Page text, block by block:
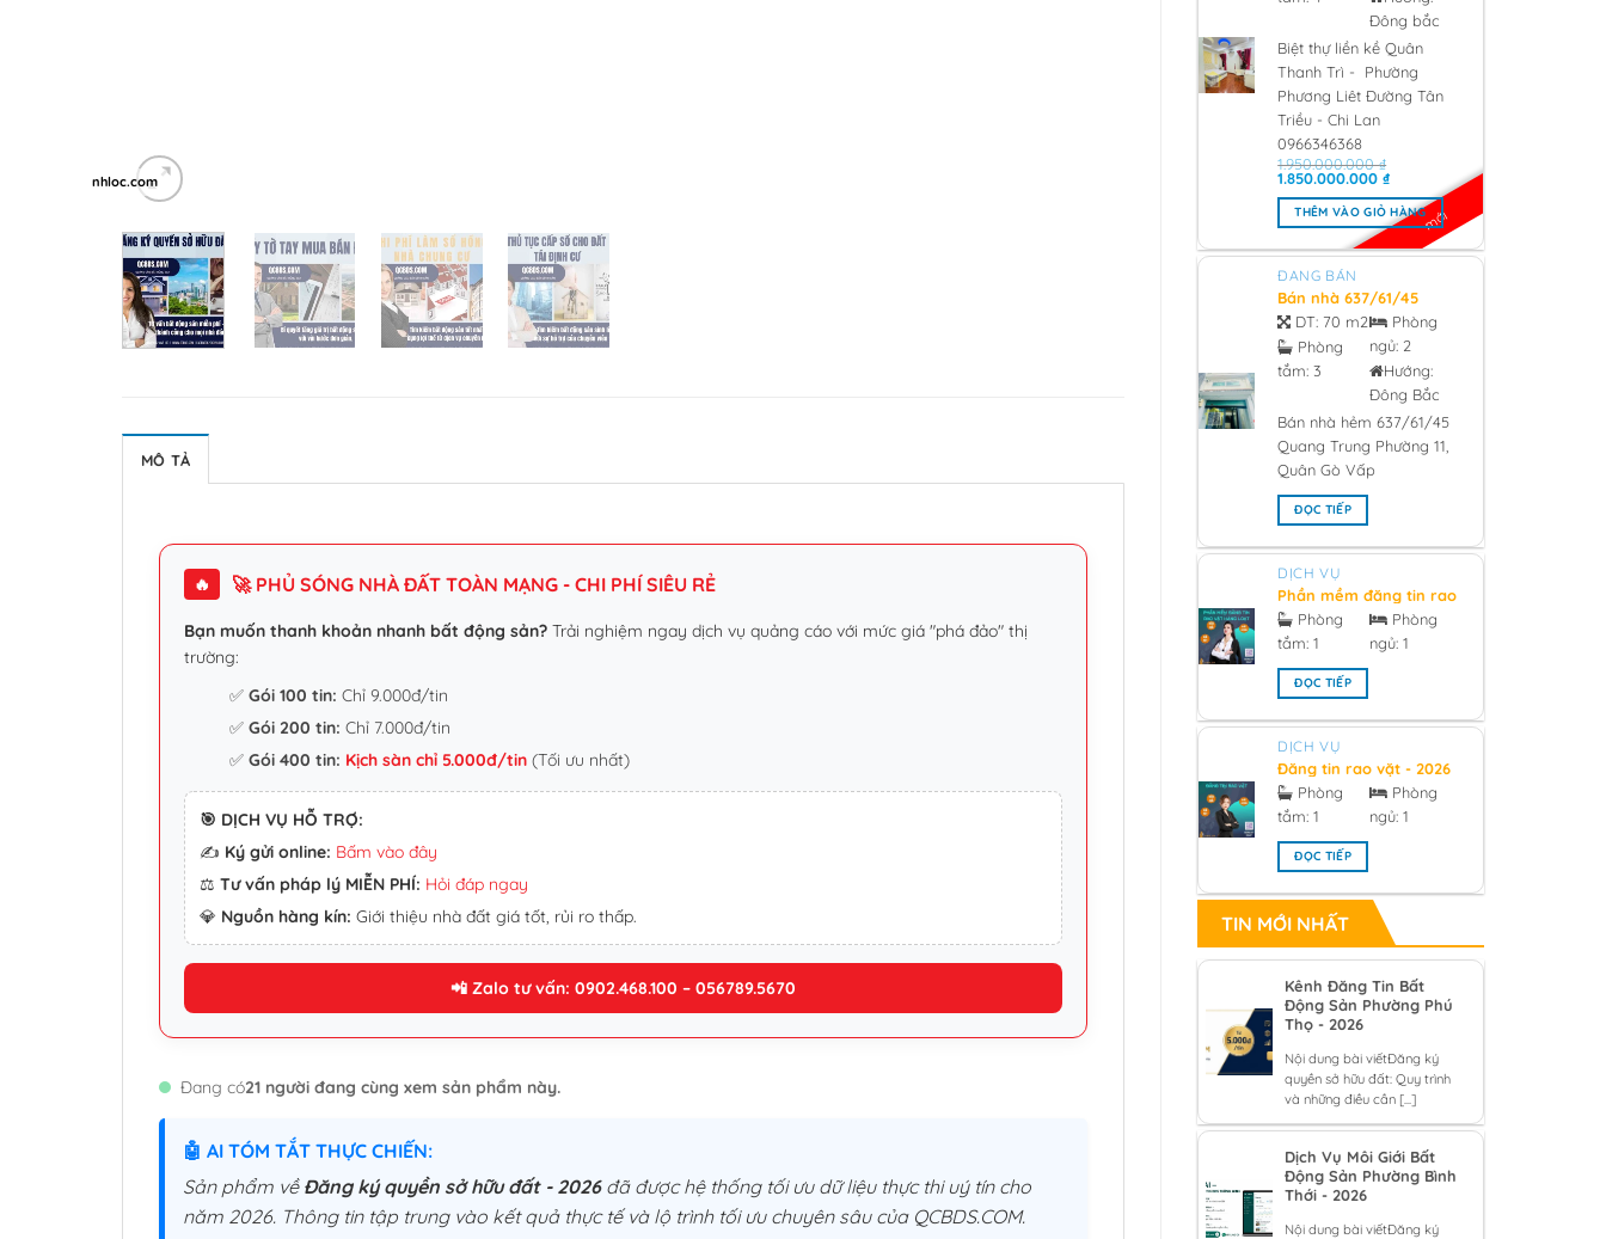
Đông bắc
Biệt thự liền kề Quân
Thanh Trì - Phường
Phương Liêt Đường Tân
Triều - Chi Lan
0966346368
mới
1.950.000.000₫
Giá
là:
1.950.000.000 ₫.
1.850.000.000₫Giá
tại
là:
1.850.000.000 ₫.
THÊM VÀO GIỎ HÀNG
ĐANG BÁN
Bán nhà 637/61/45
Quang Trung Phường
11, Quân Gò Vấp 3 tỷ
850 - 2026
DT: 70 m2
Phòng
tắm:3
Phòng
ngủ: 2
Hướng:
Đông Bắc
Bán nhà hẻm 637/61/45
Quang Trung Phường 11,
Quân Gò Vấp
ĐỌC TIẾP
DỊCH VỤ
Phần mềm đăng tin rao
vặt hàng loạt 2026
Phòng
tắm:1
Phòng
ngủ: 1
ĐỌC TIẾP
DỊCH VỤ
Đăng tin rao vặt - 2026
Phòng
tắm:1
Phòng
ngủ: 1
ĐỌC TIẾP
TIN MỚI NHẤT
Kênh Đăng Tin Bất
Động Sản Phường Phú
Thọ - 2026
Nội dung bài viếtĐăng ký
quyền sở hữu đất: Quy trình
và những điều cần [...]
Dịch Vụ Môi Giới Bất
Động Sản Phường Bình
Thới - 2026
Nội dung bài viếtĐăng ký
MÔ TẢ
🔥 🚀 PHỦ SÓNG NHÀ ĐẤT TOÀN MẠNG - CHI PHÍ SIÊU RẺ
Bạn muốn thanh khoản nhanh bất động sản? Trải nghiệm ngay dịch vụ quảng cáo với mức giá "phá đảo" thị
trường:
✅Gói 100 tin: Chỉ 9.000đ/tin
✅Gói 200 tin: Chỉ 7.000đ/tin
✅Gói 400 tin: Kịch sàn chỉ 5.000đ/tin (Tối ưu nhất)
🎯 DỊCH VỤ HỖ TRỢ:
✍️ Ký gửi online: Bấm vào đây
⚖️ Tư vấn pháp lý MIỄN PHÍ: Hỏi đáp ngay
💎 Nguồn hàng kín: Giới thiệu nhà đất giá tốt, rủi ro thấp.
📲 Zalo tư vấn: 0902.468.100 – 056789.5670
Đang có21 người đang cùng xem sản phẩm này.
🤖 AI TÓM TẮT THỰC CHIẾN:
Sản phẩm về Đăng ký quyền sở hữu đất - 2026đã được hệ thống tối ưu dữ liệu thực thi uý tín cho
năm 2026. Thông tin tập trung vào kết quả thực tế và lộ trình tối ưu chuyên sâu của QCBDS.COM.